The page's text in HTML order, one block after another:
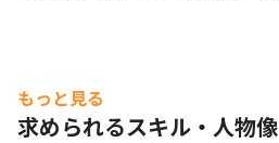
もっと見る
求められるスキル・人物像